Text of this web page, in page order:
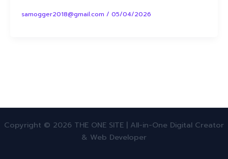
samogger2018@gmail.com / 05/04/2026
Copyright © 2026 THE ONE SITE | All-in-One Digital Creator
& Web Developer